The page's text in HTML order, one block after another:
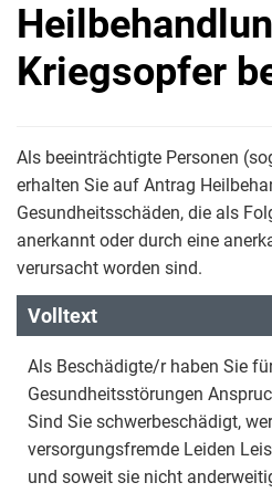
Kriegsopfer
Als beeinträchtigte Personen
erhalten Sie auf Antrag
Gesundheitsschäden, die als
anerkannt oder durch eine
verursacht worden sind.
Volltext
Als Beschädigte/r haben Sie
Gesundheitsstörungen
Sind Sie schwerbeschädigt,
versorgungsfremde Leiden
und soweit sie nicht